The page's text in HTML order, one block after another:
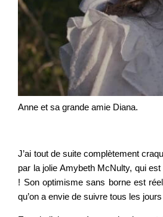
Anne et sa grande amie Diana.
J’ai tout de suite complètement
par la jolie Amybeth McNulty, qui
! Son optimisme sans borne est
qu’on a envie de suivre tous les jours